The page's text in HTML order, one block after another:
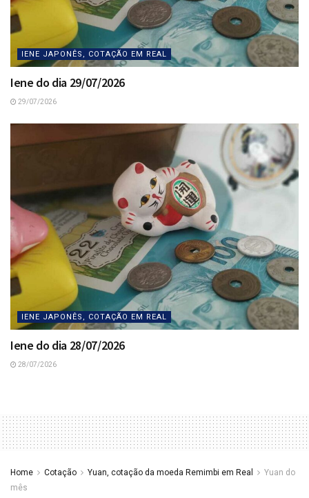
IENE JAPONÊS, COTAÇÃO EM REAL
Iene do dia 29/07/2026
29/07/2026
IENE JAPONÊS, COTAÇÃO EM REAL
Iene do dia 28/07/2026
28/07/2026
Home Cotação Yuan, cotação da moeda Remimbi em Real
Yuan do
mês